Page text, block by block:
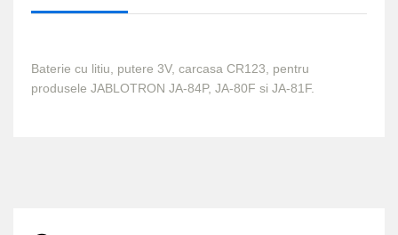
Baterie cu litiu, putere 3V, carcasa CR123, pentru
produsele JABLOTRON JA-84P, JA-80F si JA-81F.